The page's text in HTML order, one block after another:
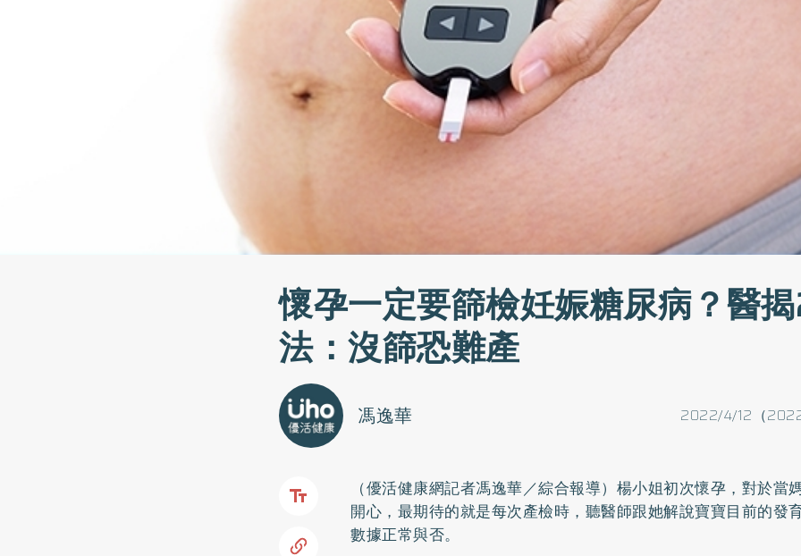
懷孕一定要篩檢妊娠糖尿病？醫
法：沒篩恐難產
2022/4/12（
馮逸華
（優活健康網記者馮逸華／綜合報導）楊小姐初次懷孕，對於當
開心，最期待的就是每次產檢時，聽醫師跟她解說寶寶目前的發
數據正常與否。